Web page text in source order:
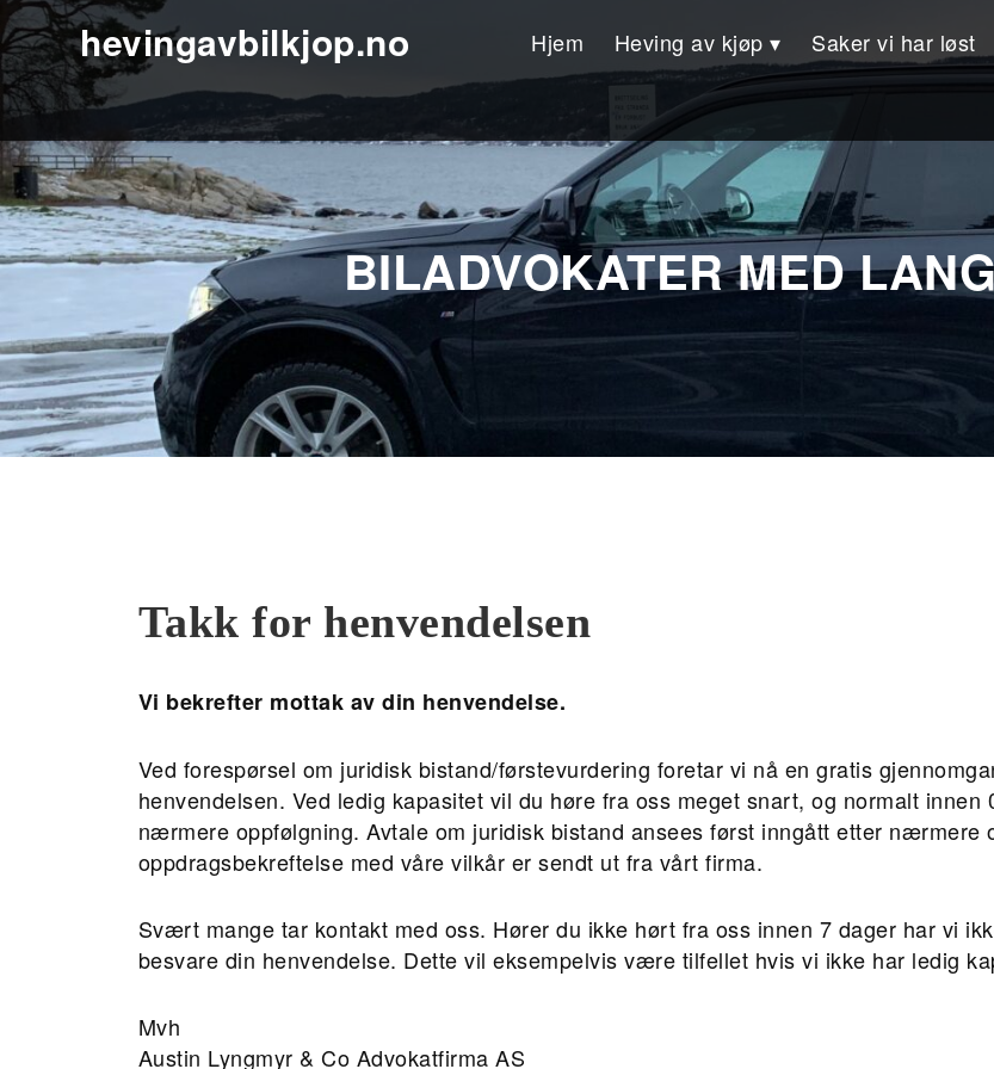
hevingavbilkjop.no Hjem Heving av kjøp Saker vi har løst
BILADVOKATER MED
Takk for henvendelsen
Vi bekrefter mottak av din henvendelse.
Ved forespørsel om juridisk bistand/førstevurdering foretar vi nå en gratis
henvendelsen. Ved ledig kapasitet vil du høre fra oss meget snart, og normalt innen
nærmere oppfølgning. Avtale om juridisk bistand ansees først inngått etter nærmere
oppdragsbekreftelse med våre vilkår er sendt ut fra vårt firma.
Svært mange tar kontakt med oss. Hører du ikke hørt fra oss innen 7 dager har vi
besvare din henvendelse. Dette vil eksempelvis være tilfellet hvis vi ikke har ledig
Mvh
Austin Lyngmyr & Co Advokatfirma AS